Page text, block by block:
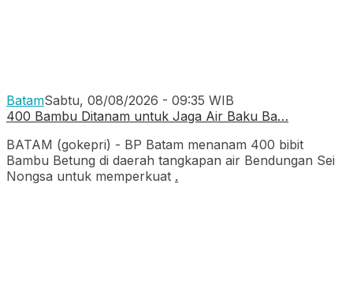
BatamSabtu, 08/08/2026 - 09:35 WIB
400 Bambu Ditanam untuk Jaga Air Baku Ba…
BATAM (gokepri) - BP Batam menanam 400 bibit
Bambu Betung di daerah tangkapan air Bendungan Sei
Nongsa untuk memperkuat .